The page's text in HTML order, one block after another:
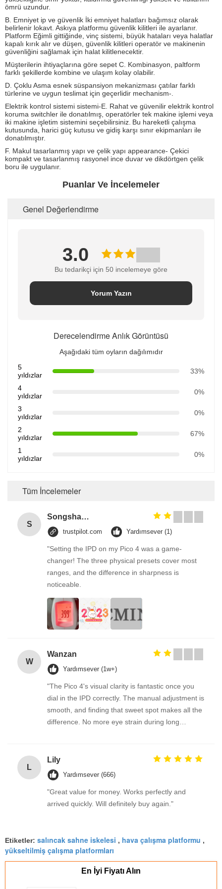
ömrü uzundur.
B. Emniyet ip ve güvenlik İki emniyet halatları bağımsız olarak
belirlenir lokavt. Askıya platformu güvenlik kilitleri ile ayarlanır.
Platform Eğimli gittiğinde, vinç sistemi, büyük hataları veya halatlar
kapalı kırık alır ve düşen, güvenlik kilitleri operatör ve makinenin
güvenliğini sağlamak için halat kilitlenecektir.
Müşterilerin ihtiyaçlarına göre sepet C. Kombinasyon, paltform
farklı şekillerde kombine ve ulaşım kolay olabilir.
D. Çoklu Asma esnek süspansiyon mekanizması çatılar farklı
türlerine ve uygun teslimat için geçerlidir mechanism-.
Elektrik kontrol sistemi sistemi-E. Rahat ve güvenilir elektrik kontrol
koruma switchler ile donatılmış, operatörler tek makine işlemi veya
iki makine işletim sistemini seçebilirsiniz. Bu hareketli çalışma
kutusunda, harici güç kutusu ve gidiş karşı sınır ekipmanları ile
donatılmıştır.
F. Makul tasarlanmış yapı ve çelik yapı appearance- Çekici
kompakt ve tasarlanmış rasyonel ince duvar ve dikdörtgen çelik
boru ile uygulanır.
Puanlar Ve İncelemeler
Genel Değerlendirme
3.0
Bu tedarikçi için 50 incelemeye göre
Yorum Yazın
Derecelendirme Anlık Görüntüsü
Aşağıdaki tüm oyların dağılımıdır
5
yıldızlar
33%
4
yıldızlar
0%
3
yıldızlar
0%
2
yıldızlar
67%
1
yıldızlar
0%
Tüm İncelemeler
S
Songshang
trustpilot.com Yardımsever (1)
"Setting the IPD on my Pico 4 was a game-
changer! The three physical presets cover most
ranges, and the difference in sharpness is
noticeable.
W
Wanzan
Yardımsever (1w+)
"The Pico 4's visual clarity is fantastic once you
dial in the IPD correctly. The manual adjustment is
smooth, and finding that sweet spot makes all the
difference. No more eye strain during long
fantastic once you dial in the IPD correctly. The
manual adjustment is smooth, and finding that
sweet spot makes all the difference. No more eye
strain during long sessions. Highly recommend
taking the time to set it up properly!""The Pico 4's
finding that sweet spot makes all the difference.
No more eye strain during long sessions. Highly
recommend taking the time to set it up
properly!""The Pico 4's visual clarity is fantastic
L
Lily
Yardımsever (666)
"Great value for money. Works perfectly and
arrived quickly. Will definitely buy again."
Etiketler: salıncak sahne iskelesi , hava çalışma platformu ,
yükseltilmiş çalışma platformları
En İyi Fiyatı Alın